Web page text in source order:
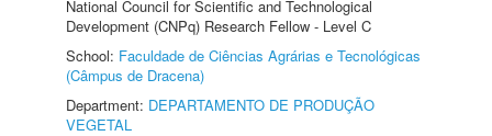
National Council for Scientific and Technological
Development (CNPq) Research Fellow - Level C
School: Faculdade de Ciências Agrárias e Tecnológicas
(Câmpus de Dracena)
Department: DEPARTAMENTO DE PRODUÇÃO
VEGETAL